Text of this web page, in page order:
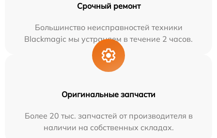
Срочный ремонт
Большинство неисправностей техники
Blackmagic мы устраняем в течение 2 часов.
Оригинальные запчасти
Более 20 тыс. запчастей от производителя в
наличии на собственных складах.